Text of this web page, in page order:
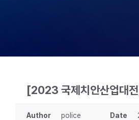
[2023 국제치안산업대
Author police Date